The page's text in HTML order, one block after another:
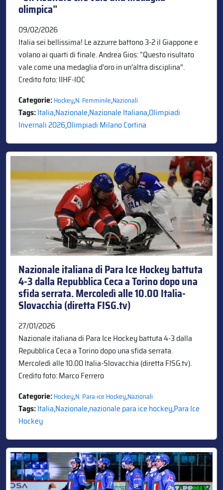
olimpica”
09/02/2026
Italia sei bellissima! Le azzurre battono 3-2 il Giappone e
volano ai quarti di finale. Andrea Gios: “Questo risultato
vale come una medaglia d’oro in un’altra disciplina”.
Credito foto: IIHF-IOC
Categorie:Hockey,N. Femminile,Nazionali
Tags:Italia,Nazionale,Nazionale Italiana,Olimpiadi
Invernali 2026,Olimpiadi Milano Cortina
Nazionale italiana di Para Ice Hockey battuta
4-3 dalla Repubblica Ceca a Torino dopo una
sfida serrata. Mercoledì alle 10.00 Italia-
Slovacchia (diretta FISG.tv)
27/01/2026
Nazionale italiana di Para Ice Hockey battuta 4-3 dalla
Repubblica Ceca a Torino dopo una sfida serrata.
Mercoledì alle 10.00 Italia-Slovacchia (diretta FISG.tv).
Credito foto: Marco Ferrero
Categorie:Hockey,N. Para-ice Hockey,Nazionali
Tags:Italia,Nazionale,nazionale para ice hockey,Para Ice
Hockey